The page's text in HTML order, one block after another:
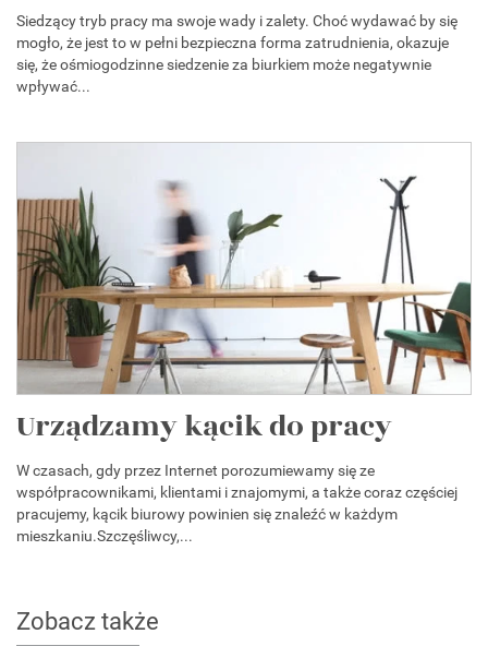
Siedzący tryb pracy ma swoje wady i zalety. Choć wydawać by się
mogło, że jest to w pełni bezpieczna forma zatrudnienia, okazuje
się, że ośmiogodzinne siedzenie za biurkiem może negatywnie
wpływać...
Urządzamy kącik do pracy
W czasach, gdy przez Internet porozumiewamy się ze
współpracownikami, klientami i znajomymi, a także coraz częściej
pracujemy, kącik biurowy powinien się znaleźć w każdym
mieszkaniu.Szczęśliwcy,...
Zobacz także